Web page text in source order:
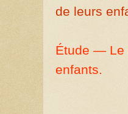
de leurs
Étude — Le
enfants.